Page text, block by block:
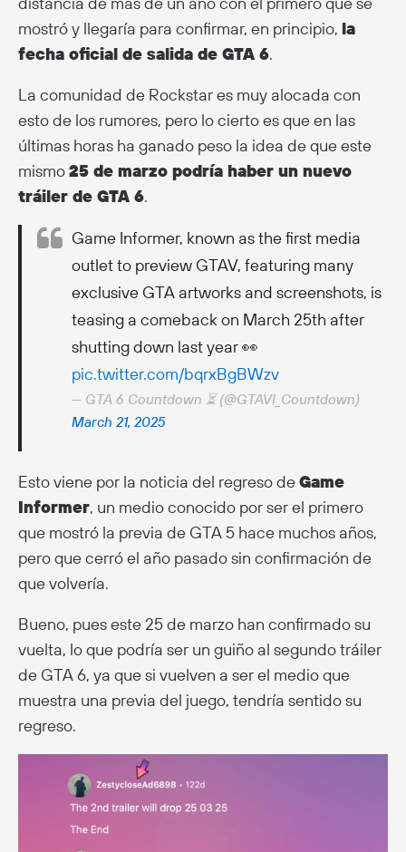
mostró y llegaría para confirmar, en principio, la
fecha oficial de salida de GTA 6.
La comunidad de Rockstar es muy alocada con
esto de los rumores, pero lo cierto es que en las
últimas horas ha ganado peso la idea de que este
mismo25 de marzo podría haber un nuevo
tráiler de GTA 6.
Game Informer, known as the first media
outlet to preview GTAV, featuring many
exclusive GTA artworks and screenshots, is
teasing a comeback on March 25th after
shutting down last year 👀
pic.twitter.com/bqrxBgBWzv
— GTA 6 Countdown ⏳ (@GTAVI_Countdown)
March 21, 2025
Esto viene por la noticia del regreso deGame
Informer, un medio conocido por ser el primero
que mostró la previa de GTA 5 hace muchos años,
pero que cerró el año pasado sin confirmación de
que volvería.
Bueno, pues este 25 de marzo han confirmado su
vuelta, lo que podría ser un guiño al segundo tráiler
de GTA 6, ya que si vuelven a ser el medio que
muestra una previa del juego, tendría sentido su
regreso.